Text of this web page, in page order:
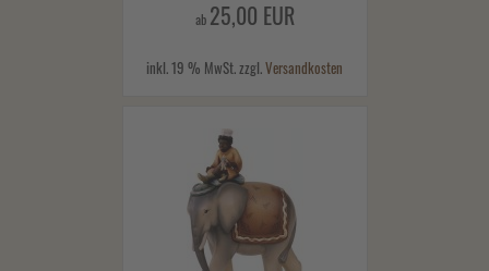
ab 25,00 EUR
inkl. 19 % MwSt. zzgl.Versandkosten